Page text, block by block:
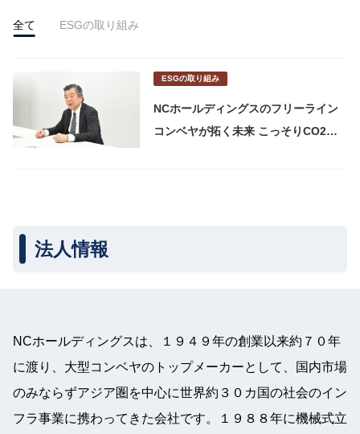
全て ESGの取り組み
ESGの取り組み
NCホールディングスのフリーライン
コンベヤが拓く未来 こっそりCO2ゼ
法人情報
NCホールディングスは、１９４９年の創業以来約７０年
に渡り、大型コンベヤのトップメーカーとして、国内市場
のみならずアジア圏を中心に世界約３０カ国の社会のイン
フラ事業に携わってきた会社です。１９８８年に機械式立